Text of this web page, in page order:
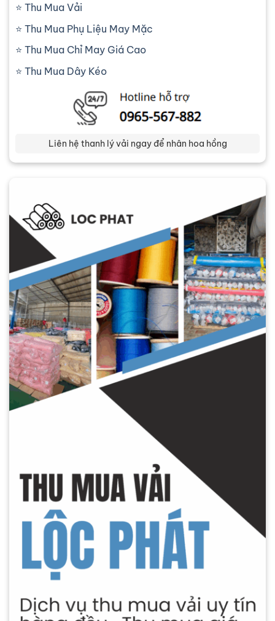
Thu Mua Vải
Thu Mua Phụ Liệu May Mặc
Thu Mua Chỉ May Giá Cao
Thu Mua Dây Kéo
Liên hệ thanh lý vải ngay để nhân hoa hồng